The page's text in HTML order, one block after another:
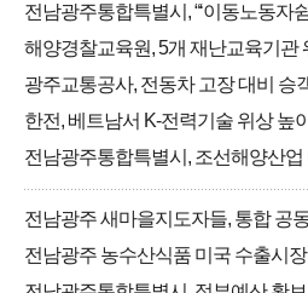
전남광주통합특별시, “‘이동노동자
해양경찰교육원, 5개 재난교육기관
광주교통공사, 전동차 고장 대비 승
한전, 베트남서 K-전력기술 위상 높
전남광주통합특별시, 조선해양산업
전남광주 새마을지도자들, 통합 공
전남광주 농수산식품 미국 수출시